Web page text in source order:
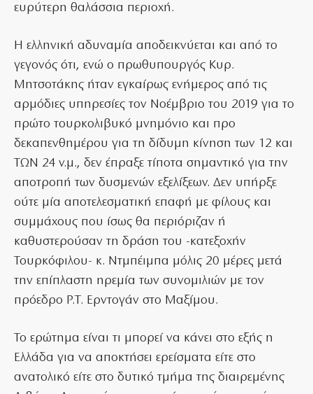
ευρύτερη θαλάσσια περιοχή.
Η ελληνική αδυναμία αποδεικνύεται και από το
γεγονός ότι, ενώ ο πρωθυπουργός Κυρ.
Μητσοτάκης ήταν εγκαίρως ενήμερος από τις
αρμόδιες υπηρεσίες τον Νοέμβριο του 2019 για το
πρώτο τουρκολιβυκό μνημόνιο και προ
δεκαπενθημέρου για τη δίδυμη κίνηση των 12 και
ΤΩΝ 24 ν.μ., δεν έπραξε τίποτα σημαντικό για την
αποτροπή των δυσμενών εξελίξεων. Δεν υπήρξε
ούτε μία αποτελεσματική επαφή με φίλους και
συμμάχους που ίσως θα περιόριζαν ή
καθυστερούσαν τη δράση του -κατεξοχήν
Τουρκόφιλου- κ. Ντμπέιμπα μόλις 20 μέρες μετά
την επίπλαστη ηρεμία των συνομιλιών με τον
πρόεδρο Ρ.Τ. Ερντογάν στο Μαξίμου.
Το ερώτημα είναι τι μπορεί να κάνει στο εξής η
Ελλάδα για να αποκτήσει ερείσματα είτε στο
ανατολικό είτε στο δυτικό τμήμα της διαιρεμένης